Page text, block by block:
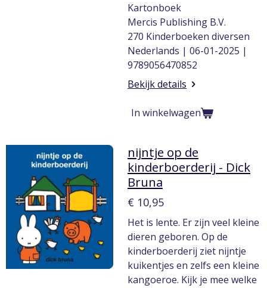
Kartonboek
Mercis Publishing B.V.
270 Kinderboeken diversen
Nederlands | 06-01-2025 |
9789056470852
Bekijk details
In winkelwagen
nijntje op de
kinderboerderij - Dick
Bruna
€ 10,95
Het is lente. Er zijn veel kleine
dieren geboren. Op de
kinderboerderij ziet nijntje
kuikentjes en zelfs een kleine
kangoeroe. Kijk je mee welke